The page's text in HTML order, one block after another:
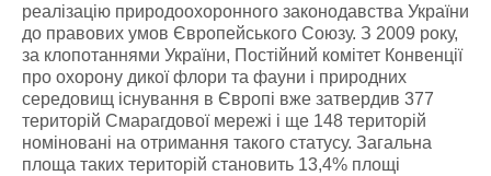
реалізацію природоохоронного законодавства України
до правових умов Європейського Союзу. З 2009 року,
за клопотаннями України, Постійний комітет Конвенції
про охорону дикої флори та фауни і природних
середовищ існування в Європі вже затвердив 377
територій Смарагдової мережі і ще 148 територій
номіновані на отримання такого статусу. Загальна
площа таких територій становить 13,4% площі